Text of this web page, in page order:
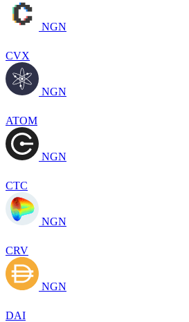
NGN
CVX
NGN
ATOM
NGN
CTC
NGN
CRV
NGN
DAI